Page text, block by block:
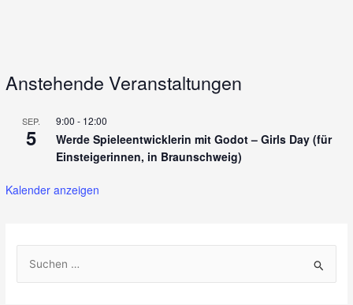
Anstehende Veranstaltungen
SEP.
5
9:00 - 12:00
Werde Spieleentwicklerin mit Godot – Girls Day (für
Einsteigerinnen, in Braunschweig)
Kalender anzeigen